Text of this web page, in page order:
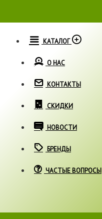
КАТАЛОГ
О НАС
КОНТАКТЫ
СКИДКИ
НОВОСТИ
БРЕНДЫ
ЧАСТЫЕ ВОПРОСЫ